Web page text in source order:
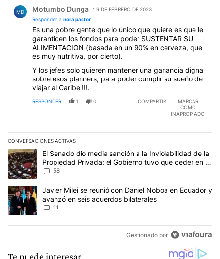
MD Motumbo Dunga
9 DE FEBRERO DE 2023
Responder a nora pastor
Es una pobre gente que lo único que quiere es que le
garanticen los fondos para poder SUSTENTAR SU
ALIMENTACION (basada en un 90% en cerveza, que
es muy nutritiva, por cierto).
Y los jefes solo quieren mantener una ganancia digna
sobre esos planners, para poder cumplir su sueño de
viajar al Caribe !!!.
RESPONDER 1 0 COMPARTIR
MARCAR
COMO
INAPROPIADO
CONVERSACIONES ACTIVAS
Este listado muestra los artículos con más comentarios en los
Un artículo de tendencia con el título "El Senado dio media
El Senado dio media sanción a la Inviolabilidad de la
Propiedad Privada: el Gobierno tuvo que ceder en la
Ley del Manejo del Fuego
58
Un artículo de tendencia con el título "Javier Milei se reunió con
Javier Milei se reunió con Daniel Noboa en Ecuador y
avanzó en seis acuerdos bilaterales
11
Gestionado por